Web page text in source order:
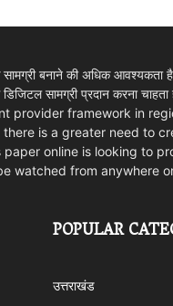
बनाने की अधिक आवश्यकता है,
सामग्री प्रदान करना
provider framework in
is a greater need to
online is looking to
watched from anywhere
POPULAR
उत्तराखंड